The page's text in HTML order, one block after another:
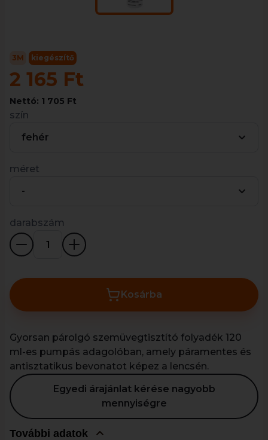
3M kiegészítő
2 165 Ft
Nettó: 1 705 Ft
szín
fehér
méret
-
darabszám
Kosárba
Gyorsan párolgó szemüvegtisztító folyadék 120
ml-es pumpás adagolóban, amely páramentes és
antisztatikus bevonatot képez a lencsén.
Egyedi árajánlat kérése nagyobb
mennyiségre
További adatok